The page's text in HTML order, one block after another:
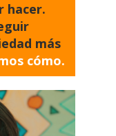
hacer.
más
cómo.